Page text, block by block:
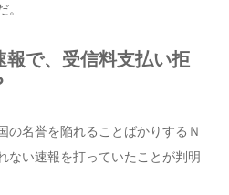
。
報で、受信料支払い拒
の名誉を陥れることばかりするＮ
ない速報を打っていたことが判明